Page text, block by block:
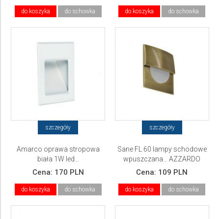
do koszyka do schowka do koszyka do schowka
szczegóły
Amarco oprawa stropowa
biała 1W led...
Cena: 170 PLN
do koszyka do schowka
szczegóły
Sane FL 60 lampy schodowe
wpuszczana... AZZARDO
Cena: 109 PLN
do koszyka do schowka